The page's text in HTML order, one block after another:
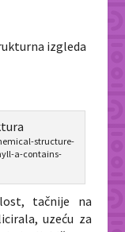
izgleda
structure-
a-contains-
tačnije na
uzeću za